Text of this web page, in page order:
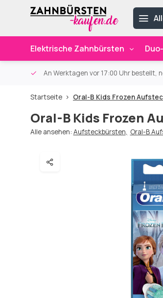
Elektrische Zahnbürsten
An Werktagen vor 17:00 Uhr bestellt,
Startseite Oral-B Kids Frozen
Oral-B Kids Frozen
Alle ansehen: Aufsteckbürsten Oral-B